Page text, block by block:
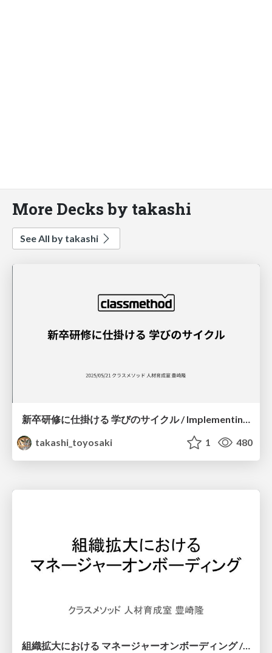
More Decks by takashi
See All by takashi
新卒研修に仕掛ける 学びのサイクル / Implementing Learning Cycles in New Graduate Training
takashi_toyosaki
1 480
組織拡大における マネージャーオンボーディング / Manager Onboarding in Organizational Expansion